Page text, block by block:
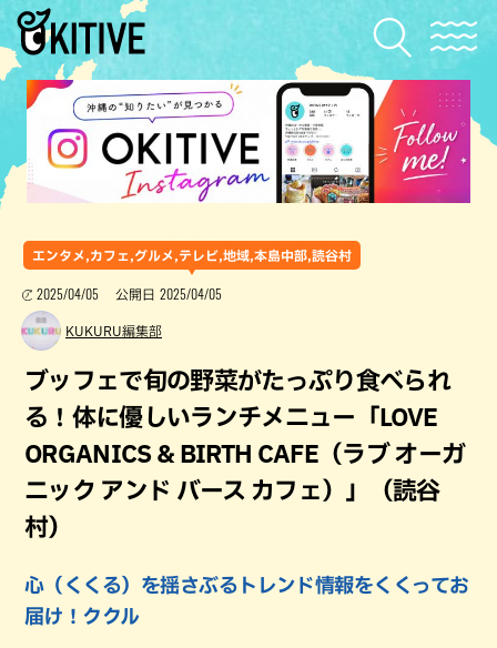
エンタメ,カフェ,グルメ,テレビ,地域,本島中部,読谷村
2025/04/05 公開日 2025/04/05
KUKURU編集部
ブッフェで旬の野菜がたっぷり食べられ
る！体に優しいランチメニュー「LOVE
ORGANICS & BIRTH CAFE（ラブ オーガ
ニック アンド バース カフェ）」（読谷
村）
心（くくる）を揺さぶるトレンド情報をくくってお
届け！ククル